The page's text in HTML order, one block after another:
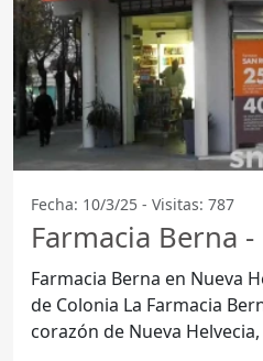
Fecha: 10/3/25 - Visitas: 787
Farmacia Berna
Farmacia Berna en Nueva
de Colonia La Farmacia Berna, ubicada en el
corazón de Nueva